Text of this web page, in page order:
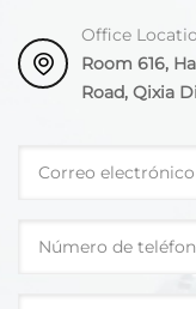
Office
Room 616,
Road, Qixia